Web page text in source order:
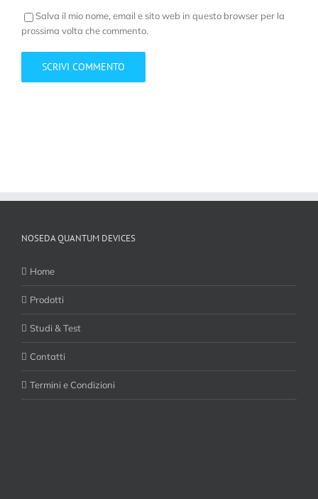
Salva il mio nome, email e sito web in questo browser per la
prossima volta che commento.
NOSEDA QUANTUM DEVICES
Home
Prodotti
Studi & Test
Contatti
Termini e Condizioni